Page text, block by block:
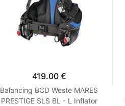
419.00 €
Balancing BCD Weste MARES
PRESTIGE SLS BL - L Inflator